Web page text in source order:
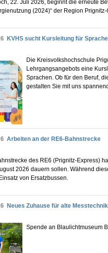
22. Juli 2026, beginnt die erneute
(2024)“ der Region
KVHS sucht Kursleitung für
Die Kreisvolkshochschule
Lehrgangsangebots eine
Sprachen. Ob für den Beruf,
gestalten Sie mit uns
Arbeiten an der RE6-Bahnstrecke
des RE6 (Prignitz-Express)
2026 dauern sollen. Während
von Ersatzbussen.
Neues Zuhause für alte Messtechnik
Spende an Blaulichtmuseum